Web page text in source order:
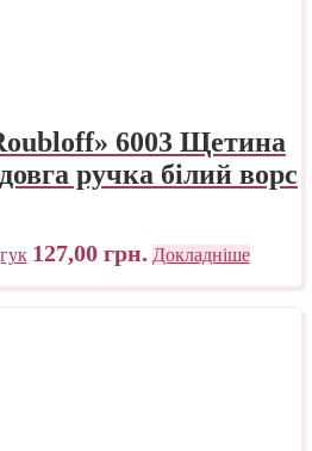
6003 Щетина
ручка білий ворс
127,00 грн. Докладніше